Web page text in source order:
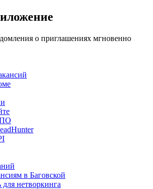
о приглашениях мгновенно
ПО
в Баговской
для нетворкинга